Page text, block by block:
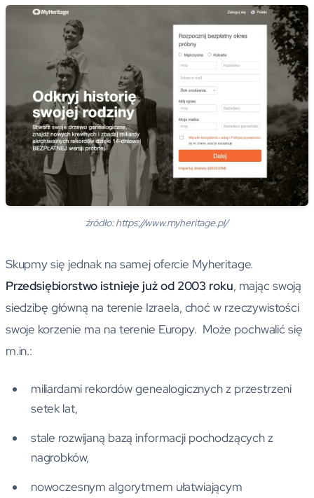
źródło: https://www.myheritage.pl/
Skupmy się jednak na samej ofercie Myheritage.
Przedsiębiorstwo istnieje już od 2003 roku, mając swoją
siedzibę główną na terenie Izraela, choć w rzeczywistości
swoje korzenie ma na terenie Europy. Może pochwalić się
m.in.:
miliardami rekordów genealogicznych z przestrzeni
setek lat,
stale rozwijaną bazą informacji pochodzących z
nagrobków,
nowoczesnym algorytmem ułatwiającym